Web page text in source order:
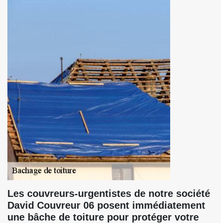
Les couvreurs-urgentistes de notre société
David Couvreur 06 posent immédiatement
une bâche de toiture pour protéger votre